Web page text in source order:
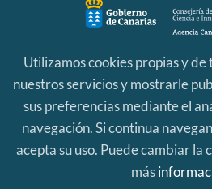
Política de
Utilizamos cookies propias y
nuestros servicios y mostrarle
sus preferencias mediante el
navegación. Si continua
acepta su uso. Puede cambiar
más